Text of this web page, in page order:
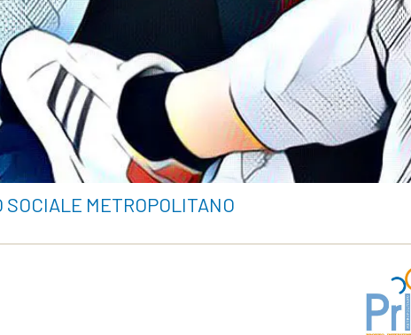
SOCIALE METROPOLITANO